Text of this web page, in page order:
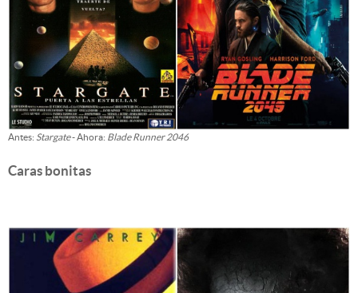
Antes: Stargate- Ahora: Blade Runner 2046
Caras bonitas